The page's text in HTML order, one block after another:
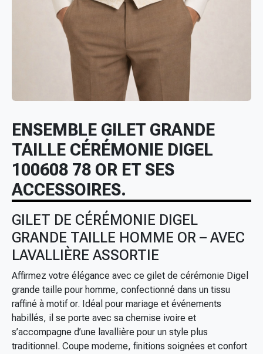
ENSEMBLE GILET GRANDE
TAILLE CÉRÉMONIE DIGEL
100608 78 OR ET SES
ACCESSOIRES.
GILET DE CÉRÉMONIE DIGEL
GRANDE TAILLE HOMME OR – AVEC
LAVALLIÈRE ASSORTIE
Affirmez votre élégance avec ce gilet de cérémonie Digel
grande taille pour homme, confectionné dans un tissu
raffiné à motif or. Idéal pour mariage et événements
habillés, il se porte avec sa chemise ivoire et
s’accompagne d’une lavallière pour un style plus
traditionnel. Coupe moderne, finitions soignées et confort